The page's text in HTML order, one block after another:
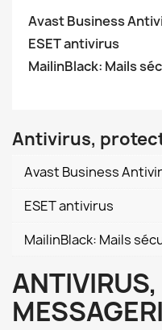
Avast Business
ESET antivirus
MailinBlack: Mails
Antivirus,
Avast Business
ESET antivirus
MailinBlack: Mails